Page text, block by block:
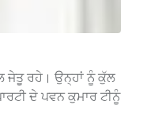
ਜੇਤੂ ਰਹੇ। ਉਨ੍ਹਾਂ ਨੂੰ ਕੁੱਲ
ਦੇ ਪਵਨ ਕੁਮਾਰ ਟੀਨੂੰ